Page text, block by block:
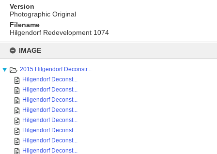
content
IMAGE
2015 Hilgendorf Deconstr...
Hilgendorf Deconst...
Hilgendorf Deconst...
Hilgendorf Deconst...
Hilgendorf Deconst...
Hilgendorf Deconst...
Hilgendorf Deconst...
Hilgendorf Deconst...
Hilgendorf Deconst...
Version
Photographic Original
Filename
Hilgendorf Redevelopment 1074